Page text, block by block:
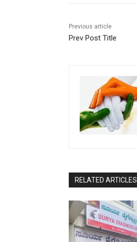
Previous article
Prev Post Title
RELATED ARTICLES